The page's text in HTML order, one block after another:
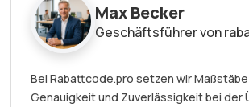
Max Becker
Geschäftsführer von
Bei Rabattcode.pro setzen wir Maßstäbe
Genauigkeit und Zuverlässigkeit bei der